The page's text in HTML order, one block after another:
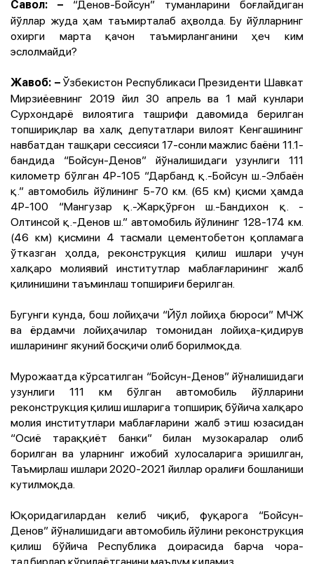
Савол: – “Денов-Бойсун” туманларини боғлайдиган
йўллар жуда ҳам таъмирталаб аҳволда. Бу йўлларнинг
охирги марта қачон таъмирланганини ҳеч ким
эслолмайди?
Жавоб: –Ўзбекистон Республикаси Президенти Шавкат
Мирзиёевнинг 2019 йил 30 апрель ва 1 май кунлари
Сурхондарё вилоятига ташрифи давомида берилган
топшириқлар ва халқ депутатлари вилоят Кенгашининг
навбатдан ташқари сессияси 17-сонли мажлис баёни 11.1-
бандида “Бойсун-Денов” йўналишидаги узунлиги 111
километр бўлган 4Р-105 “Дарбанд қ.-Бойсун ш.-Элбаён
қ.” автомобиль йўлининг 5-70 км. (65 км) қисми ҳамда
4Р-100 “Мангузар қ.-Жарқўрғон ш.-Бандихон қ. -
Олтинсой қ.-Денов ш.” автомобиль йўлининг 128-174 км.
(46 км) қисмини 4 тасмали цементобетон қопламага
ўтказган ҳолда, реконструкция қилиш ишлари учун
халқаро молиявий институтлар маблағларининг жалб
қилинишини таъминлаш топшириғи берилган.
Бугунги кунда, бош лойиҳачи “Йўл лойиҳа бюроси” МЧЖ
ва ёрдамчи лойиҳачилар томонидан лойиҳа-қидирув
ишларининг якуний босқичи олиб борилмоқда.
Мурожаатда кўрсатилган “Бойсун-Денов” йўналишидаги
узунлиги 111 км бўлган автомобиль йўлларини
реконструкция қилиш ишларига топшириқ бўйича халқаро
молия институтлари маблағларини жалб этиш юзасидан
“Осиё тараққиёт банки” билан музокаралар олиб
борилган ва уларнинг ижобий хулосаларига эришилган,
Таъмирлаш ишлари 2020-2021 йиллар оралиғи бошланиши
кутилмоқда.
Юқоридагилардан келиб чиқиб, фуқарога “Бойсун-
Денов” йўналишидаги автомобиль йўлини реконструкция
қилиш бўйича Республика доирасида барча чора-